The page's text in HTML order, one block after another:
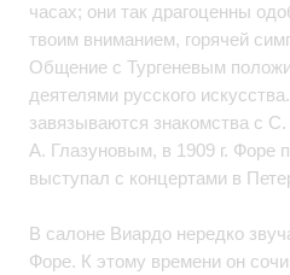
часах; они так драгоценны
твоим вниманием, горячей
Общение с Тургеневым
деятелями русского
завязываются знакомства с
А. Глазуновым, в 1909 г. Форе
выступал с концертами в
В салоне Виардо нередко
Форе. К этому времени он